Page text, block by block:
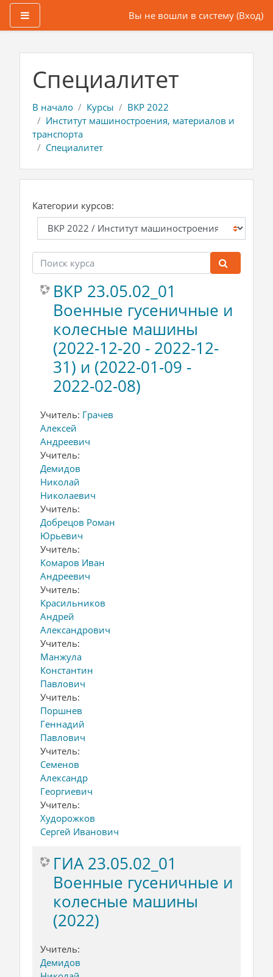
Вы не вошли в систему (Вход)
Специалитет
В начало Курсы
ВКР 2022
Институт машиностроения, материалов и
транспорта
Специалитет
Категории курсов:
Поиск курса
ВКР 23.05.02_01
Военные гусеничные и
колесные машины
(2022-12-20 - 2022-12-
31) и (2022-01-09 -
2022-02-08)
Учитель: Грачев
Алексей
Андреевич
Учитель:
Демидов
Николай
Николаевич
Учитель:
Добрецов Роман
Юрьевич
Учитель:
Комаров Иван
Андреевич
Учитель:
Красильников
Андрей
Александрович
Учитель:
Манжула
Константин
Павлович
Учитель:
Поршнев
Геннадий
Павлович
Учитель:
Семенов
Александр
Георгиевич
Учитель:
Худорожков
Сергей Иванович
ГИА 23.05.02_01
Военные гусеничные и
колесные машины
(2022)
Учитель:
Демидов